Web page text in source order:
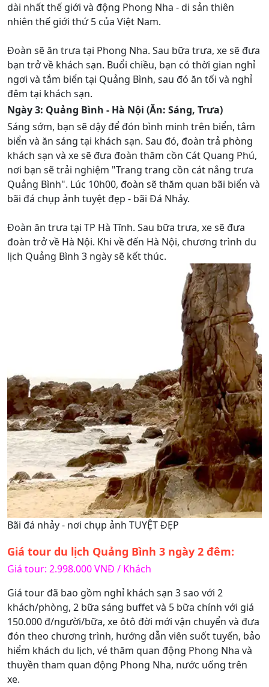
dài nhất thế giới và động Phong Nha - di sản thiên
nhiên thế giới thứ 5 của Việt Nam.
Đoàn sẽ ăn trưa tại Phong Nha. Sau bữa trưa, xe sẽ đưa
bạn trở về khách sạn. Buổi chiều, bạn có thời gian nghỉ
ngơi và tắm biển tại Quảng Bình, sau đó ăn tối và nghỉ
đêm tại khách sạn.
Ngày 3: Quảng Bình - Hà Nội (Ăn: Sáng, Trưa)
Sáng sớm, bạn sẽ dậy để đón bình minh trên biển, tắm
biển và ăn sáng tại khách sạn. Sau đó, đoàn trả phòng
khách sạn và xe sẽ đưa đoàn thăm cồn Cát Quang Phú,
nơi bạn sẽ trải nghiệm "Trang trang cồn cát nắng trưa
Quảng Bình". Lúc 10h00, đoàn sẽ thăm quan bãi biển và
bãi đá chụp ảnh tuyệt đẹp - bãi Đá Nhảy.
Đoàn ăn trưa tại TP Hà Tĩnh. Sau bữa trưa, xe sẽ đưa
đoàn trở về Hà Nội. Khi về đến Hà Nội, chương trình du
lịch Quảng Bình 3 ngày sẽ kết thúc.
Bãi đá nhảy - nơi chụp ảnh TUYỆT ĐẸP
Giá tour du lịch Quảng Bình 3 ngày 2 đêm:
Giá tour: 2.998.000 VNĐ / Khách
Giá tour đã bao gồm nghỉ khách sạn 3 sao với 2
khách/phòng, 2 bữa sáng buffet và 5 bữa chính với giá
150.000 đ/người/bữa, xe ôtô đời mới vận chuyển và đưa
đón theo chương trình, hướng dẫn viên suốt tuyến, bảo
hiểm khách du lịch, vé thăm quan động Phong Nha và
thuyền tham quan động Phong Nha, nước uống trên
xe.